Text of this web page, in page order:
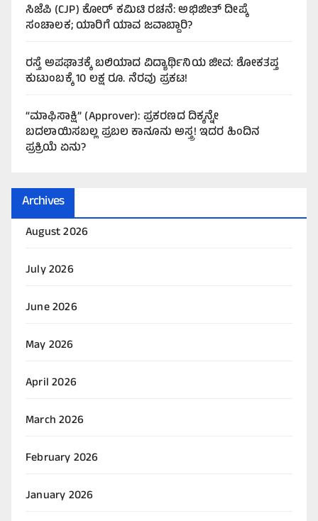
ಸಿಜೆಪಿ (CJP) ಕೋರ್ ಕಮಿಟಿ ರಚನೆ: ಅಭಿಜೀತ್ ದೀಪ್ಕೆ
ಸಂಚಾಲಕ; ಯಾರಿಗೆ ಯಾವ ಜವಾಬ್ದಾರಿ?
ರಸ್ತೆ ಅಪಘಾತಕ್ಕೆ ಬಲಿಯಾದ ವಿದ್ಯಾರ್ಥಿನಿಯ ಜೀವ: ಶೋಕತಪ್ತ
ಕುಟುಂಬಕ್ಕೆ 10 ಲಕ್ಷ ರೂ. ನೆರವು ಪ್ರಕಟ!
“ಮಾಫಿಸಾಕ್ಷಿ” (Approver): ಪ್ರಕರಣದ ದಿಕ್ಕನ್ನೇ
ಬದಲಾಯಿಸಬಲ್ಲ ಪ್ರಬಲ ಕಾನೂನು ಅಸ್ತ್ರ! ಇದರ ಹಿಂದಿನ
ಪ್ರಕ್ರಿಯೆ ಏನು?
Archives
August 2026
July 2026
June 2026
May 2026
April 2026
March 2026
February 2026
January 2026